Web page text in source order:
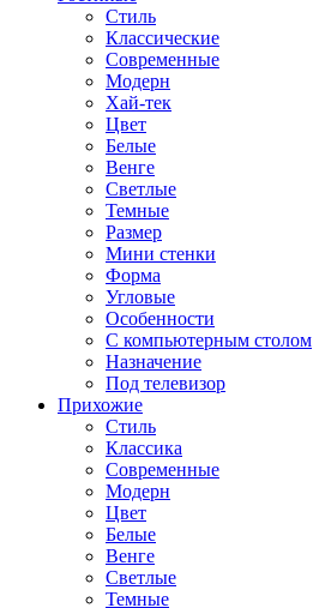
Стиль
Классические
Современные
Модерн
Хай-тек
Цвет
Белые
Венге
Светлые
Темные
Размер
Мини стенки
Форма
Угловые
Особенности
С компьютерным столом
Назначение
Под телевизор
Прихожие
Стиль
Классика
Современные
Модерн
Цвет
Белые
Венге
Светлые
Темные